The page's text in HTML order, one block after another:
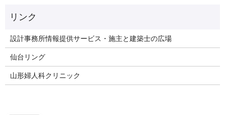
リンク
設計事務所情報提供サービス・施主と建築士の広場
仙台リング
山形婦人科クリニック